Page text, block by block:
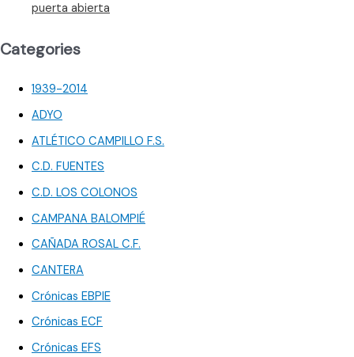
puerta abierta
Categories
1939-2014
ADYO
ATLÉTICO CAMPILLO F.S.
C.D. FUENTES
C.D. LOS COLONOS
CAMPANA BALOMPIÉ
CAÑADA ROSAL C.F.
CANTERA
Crónicas EBPIE
Crónicas ECF
Crónicas EFS